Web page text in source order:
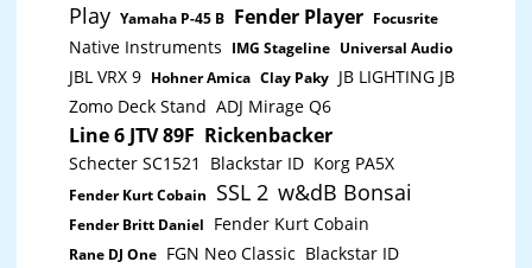
Play Yamaha P-45 B Fender Player Focusrite
Native Instruments IMG Stageline Universal Audio
JBL VRX 9 Hohner Amica Clay Paky JB LIGHTING JB
Zomo Deck Stand ADJ Mirage Q6
Line 6 JTV 89F Rickenbacker
Schecter SC1521 Blackstar ID Korg PA5X
Fender Kurt Cobain SSL 2 w&dB Bonsai
Fender Britt Daniel Fender Kurt Cobain
Rane DJ One FGN Neo Classic Blackstar ID